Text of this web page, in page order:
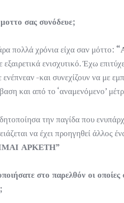
σας συνόδευε;
πολλά χρόνια είχα σαν μόττο:
ενισχυτικό. Έχω
-και συνεχίζουν να με
και από το ‘αναμενόμενο’
την παγίδα που
να έχει προηγηθεί άλλος
ΑΡΚΕΤΗ”
στο παρελθόν οι